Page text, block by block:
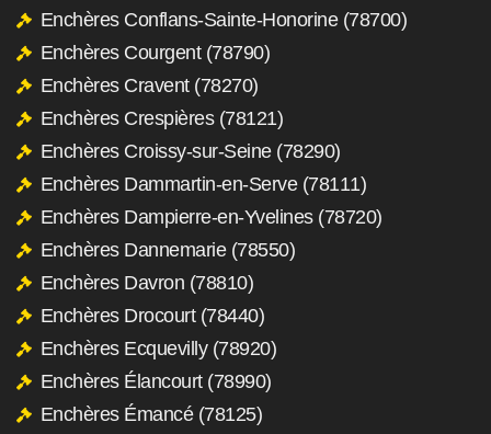
Enchères Conflans-Sainte-Honorine (78700)
Enchères Courgent (78790)
Enchères Cravent (78270)
Enchères Crespières (78121)
Enchères Croissy-sur-Seine (78290)
Enchères Dammartin-en-Serve (78111)
Enchères Dampierre-en-Yvelines (78720)
Enchères Dannemarie (78550)
Enchères Davron (78810)
Enchères Drocourt (78440)
Enchères Ecquevilly (78920)
Enchères Élancourt (78990)
Enchères Émancé (78125)